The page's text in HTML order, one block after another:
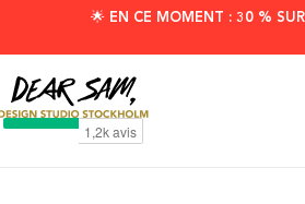
🌟 EN CE MOMENT : 30 %